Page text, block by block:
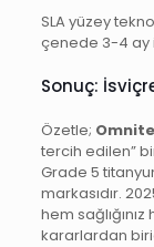
SLA yüzey
çenede 3-4 ay
Sonuç:
Özetle;
tercih edilen”
Grade 5
markasıdır.
hem
kararlardan